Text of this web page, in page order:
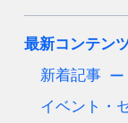
最新コンテン
新着記事
イベント・